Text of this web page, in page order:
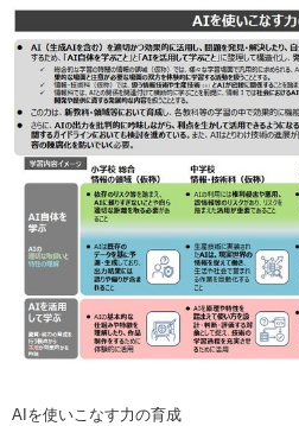
AIを使いこなす力の育成